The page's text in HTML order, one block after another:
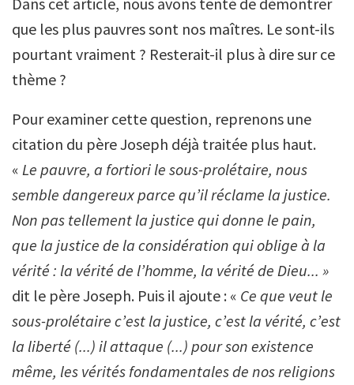
que les plus pauvres sont nos maîtres. Le sont-ils
pourtant vraiment ? Resterait-il plus à dire sur ce
thème ?
Pour examiner cette question, reprenons une
citation du père Joseph déjà traitée plus haut.
« Le pauvre, a fortiori le sous-prolétaire, nous
semble dangereux parce qu’il réclame la justice.
Non pas tellement la justice qui donne le pain,
que la justice de la considération qui oblige à la
vérité : la vérité de l’homme, la vérité de Dieu... »
dit le père Joseph. Puis il ajoute : « Ce que veut le
sous-prolétaire c’est la justice, c’est la vérité, c’est
la liberté (...) il attaque (...) pour son existence
même, les vérités fondamentales de nos religions